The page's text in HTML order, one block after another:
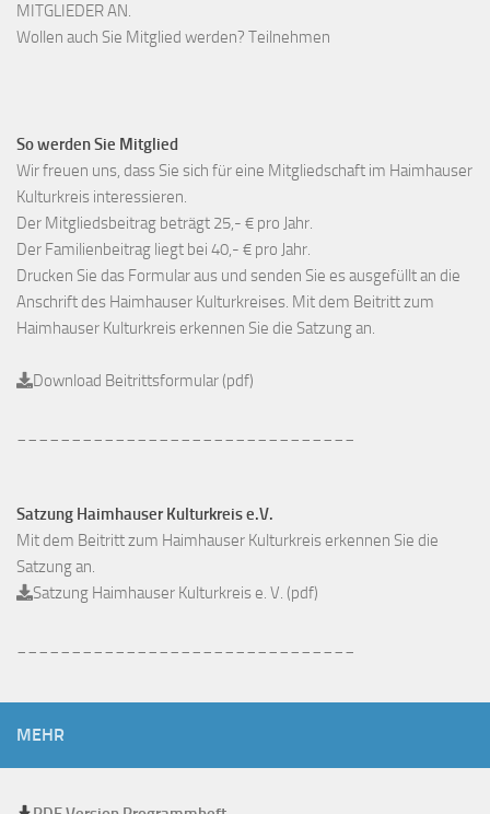
MITGLIEDER AN.
Wollen auch Sie Mitglied werden? Teilnehmen
So werden Sie Mitglied
Wir freuen uns, dass Sie sich für eine Mitgliedschaft im Haimhauser
Kulturkreis interessieren.
Der Mitgliedsbeitrag beträgt 25,- € pro Jahr.
Der Familienbeitrag liegt bei 40,- € pro Jahr.
Drucken Sie das Formular aus und senden Sie es ausgefüllt an die
Anschrift des Haimhauser Kulturkreises. Mit dem Beitritt zum
Haimhauser Kulturkreis erkennen Sie die Satzung an.
Download Beitrittsformular (pdf)
Satzung Haimhauser Kulturkreis e.V.
Mit dem Beitritt zum Haimhauser Kulturkreis erkennen Sie die
Satzung an.
Satzung Haimhauser Kulturkreis e. V. (pdf)
MEHR